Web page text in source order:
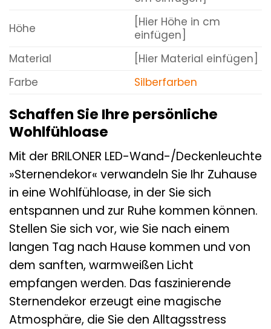
Höhe
[Hier Höhe in cm
einfügen]
Material
[Hier Material einfügen]
Farbe
Silberfarben
Schaffen Sie Ihre persönliche
Wohlfühloase
Mit der BRILONER LED-Wand-/Deckenleuchte
»Sternendekor« verwandeln Sie Ihr Zuhause
in eine Wohlfühloase, in der Sie sich
entspannen und zur Ruhe kommen können.
Stellen Sie sich vor, wie Sie nach einem
langen Tag nach Hause kommen und von
dem sanften, warmweißen Licht
empfangen werden. Das faszinierende
Sternendekor erzeugt eine magische
Atmosphäre, die Sie den Alltagsstress